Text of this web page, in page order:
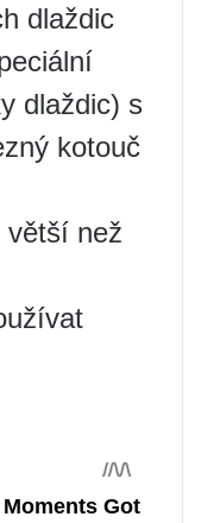
dlaždic
dlaždic) s
kotouč
větší než